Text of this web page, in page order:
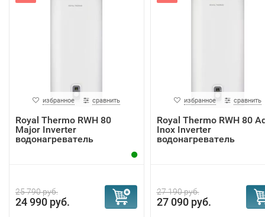
избранное сравнить
Royal Thermo RWH 80
Major Inverter
водонагреватель
25 790 руб.
24 990 руб.
избранное сравнить
Royal Thermo RWH 80
Inox Inverter
водонагреватель
27 190 руб.
27 090 руб.